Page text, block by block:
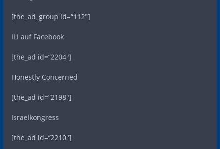
[the_ad_group id=“112″]
ILI auf Facebook
[the_ad id=“2204″]
Honestly Concerned
[the_ad id=“2198″]
Israelkongress
[the_ad id=“2210″]